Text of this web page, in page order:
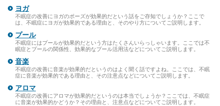
ヨガ
不眠症の改善にヨガのポーズが効果的だという話をご存知でしょうか？ここで
は、不眠症にヨガが効果的である理由と、そのやり方についてご説明します。
プール
不眠症にはプールが効果的だという方はたくさんいらっしゃいます。ここでは不
眠症とプールの関係性、効果的なプール活用法などについてご説明します。
音楽
不眠症の改善に音楽が効果的だというのはよく聞く話ですよね。ここでは、不眠
症に音楽が効果的である理由と、その注意点などについてご説明します。
アロマ
不眠症の改善にアロマが効果的だというのは本当でしょうか？ここでは、不眠症
に音楽が効果的かどうか？その理由と、注意点などについてご説明します。